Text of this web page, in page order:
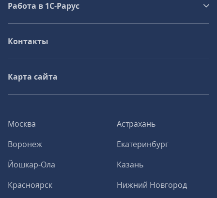
Москва
Астрахань
Воронеж
Екатеринбург
Йошкар-Ола
Казань
Красноярск
Нижний Новгород
Работа в 1С‑Рарус
Контакты
Карта сайта